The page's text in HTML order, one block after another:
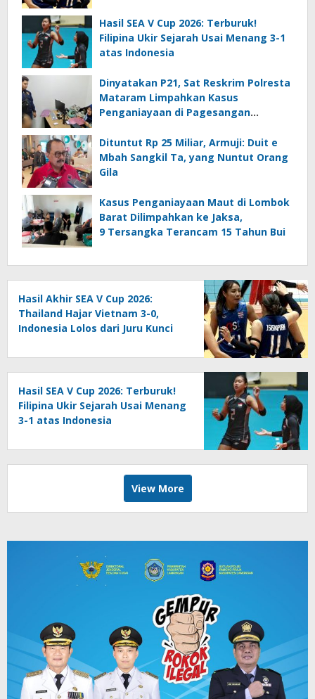
Hasil SEA V Cup 2026: Terburuk!
Filipina Ukir Sejarah Usai Menang 3-1
atas Indonesia
Dinyatakan P21, Sat Reskrim Polresta
Mataram Limpahkan Kasus
Penganiayaan di Pagesangan
Dituntut Rp 25 Miliar, Armuji: Duit e
Mbah Sangkil Ta, yang Nuntut Orang
Gila
Kasus Penganiayaan Maut di Lombok
Barat Dilimpahkan ke Jaksa,
9 Tersangka Terancam 15 Tahun Bui
Hasil Akhir SEA V Cup 2026:
Thailand Hajar Vietnam 3-0,
Indonesia Lolos dari Juru Kunci
Hasil SEA V Cup 2026: Terburuk!
Filipina Ukir Sejarah Usai Menang
3-1 atas Indonesia
View More